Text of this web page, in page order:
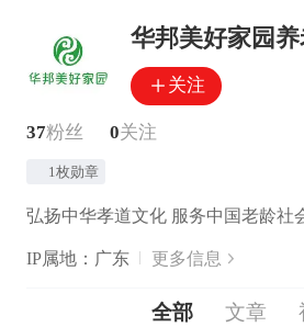
华邦美好家园养
关注
37粉丝 0关注
1枚勋章
IP属地：广东 更多信息
全部 文章